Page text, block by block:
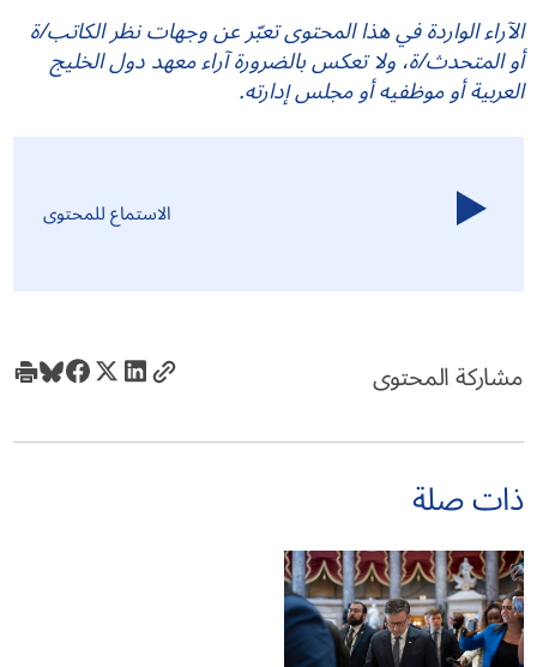
الآراء الواردة في هذا المحتوى تعبّر عن وجهات نظر الكاتب/ة
أو المتحدث/ة، ولا تعكس بالضرورة آراء معهد دول الخليج
العربية أو موظفيه أو مجلس إدارته.
الاستماع للمحتوى
مشاركة المحتوى
ذات صلة